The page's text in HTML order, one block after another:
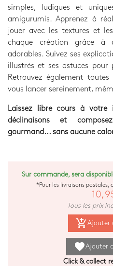
simples, ludiques et
amigurumis. Apprenez à
jouer avec les textures et
chaque création grâce à
adorables. Suivez ses
illustrés et ses astuces pour
Retrouvez également
vous lancer sereinement,
Laissez libre cours à votre
déclinaisons et
gourmand... sans aucune
Sur commande, sera
*Pour les livraisons postales,
Tous les prix
add_shopping_cart Ajouter
favoriteAjouter
Click & collect